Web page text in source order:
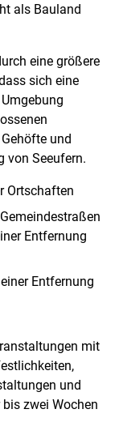
als Bauland
eine größere
sich eine
und
von Seeufern.
Ortschaften
Entfernung
Entfernung
mit
und
zwei Wochen